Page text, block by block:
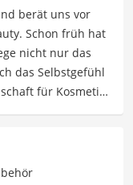
berät uns vor
Schon früh hat
nicht nur das
das Selbstgefühl
für Kosmetik
für sie zu
und